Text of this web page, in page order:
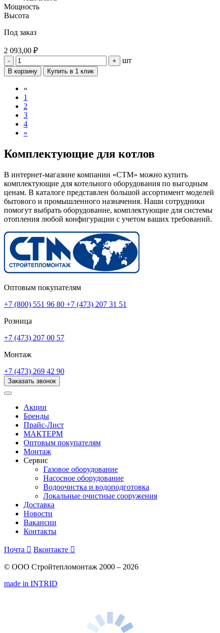
Мощность
Высота
Под заказ
2 093,00 ₽
- + шт
В корзину Купить в 1 клик
«
1
2
3
4
»
Комплектующие для котлов
В интернет-магазине компании «СТМ» можно купить
комплектующие для котельного оборудования по выгодным
ценам. В каталоге представлен большой ассортимент моделей
бытового и промышленного назначения. Наши сотрудники
помогут выбрать оборудование, комплектующие для системы
отопления любой конфигурации с учетом ваших требований.
Оптовым покупателям
+7 (800) 551 96 80 +7 (473) 207 31 51
Розница
+7 (473) 207 00 57
Монтаж
+7 (473) 269 42 90
Заказать звонок
Акции
Бренды
Прайс-Лист
МАКТЕРМ
Оптовым покупателям
Монтаж
Сервис
Газовое оборудование
Насосное оборудование
Водоочистка и водоподготовка
Локальные очистные сооружения
Доставка
Новости
Вакансии
Контакты
Почта  Вконтакте 
© ООО Стройтепломонтаж 2000 – 2026
made in INTRID